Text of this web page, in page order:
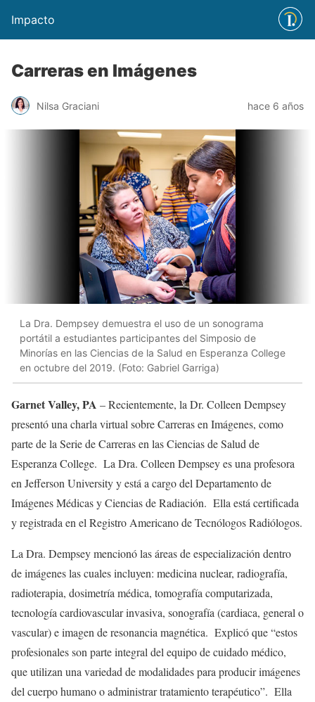
Impacto
Carreras en Imágenes
Nilsa Graciani hace 6 años
La Dra. Dempsey demuestra el uso de un sonograma
portátil a estudiantes participantes del Simposio de
Minorías en las Ciencias de la Salud en Esperanza College
en octubre del 2019. (Foto: Gabriel Garriga)
Garnet Valley, PA – Recientemente, la Dr. Colleen Dempsey
presentó una charla virtual sobre Carreras en Imágenes, como
parte de la Serie de Carreras en las Ciencias de Salud de
Esperanza College. La Dra. Colleen Dempsey es una profesora
en Jefferson University y está a cargo del Departamento de
Imágenes Médicas y Ciencias de Radiación. Ella está certificada
y registrada en el Registro Americano de Tecnólogos Radiólogos.
La Dra. Dempsey mencionó las áreas de especialización dentro
de imágenes las cuales incluyen: medicina nuclear, radiografía,
radioterapia, dosimetría médica, tomografía computarizada,
tecnología cardiovascular invasiva, sonografía (cardiaca, general o
vascular) e imagen de resonancia magnética. Explicó que “estos
profesionales son parte integral del equipo de cuidado médico,
que utilizan una variedad de modalidades para producir imágenes
del cuerpo humano o administrar tratamiento terapéutico”. Ella